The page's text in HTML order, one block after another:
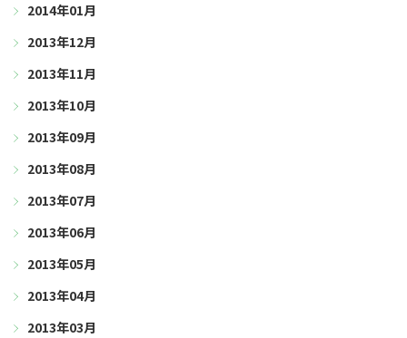
2014年01月
2013年12月
2013年11月
2013年10月
2013年09月
2013年08月
2013年07月
2013年06月
2013年05月
2013年04月
2013年03月